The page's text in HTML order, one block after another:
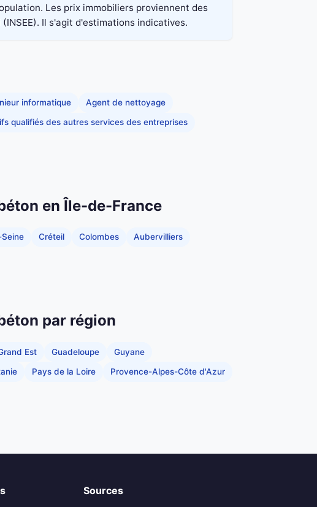
Les prix immobiliers proviennent des
Il s'agit d'estimations indicatives.
informatique Agent de nettoyage
qualifiés des autres services des entreprises
en Île-de-France
Créteil Colombes Aubervilliers
par région
Est Guadeloupe Guyane
Pays de la Loire Provence-Alpes-Côte d'Azur
Sources